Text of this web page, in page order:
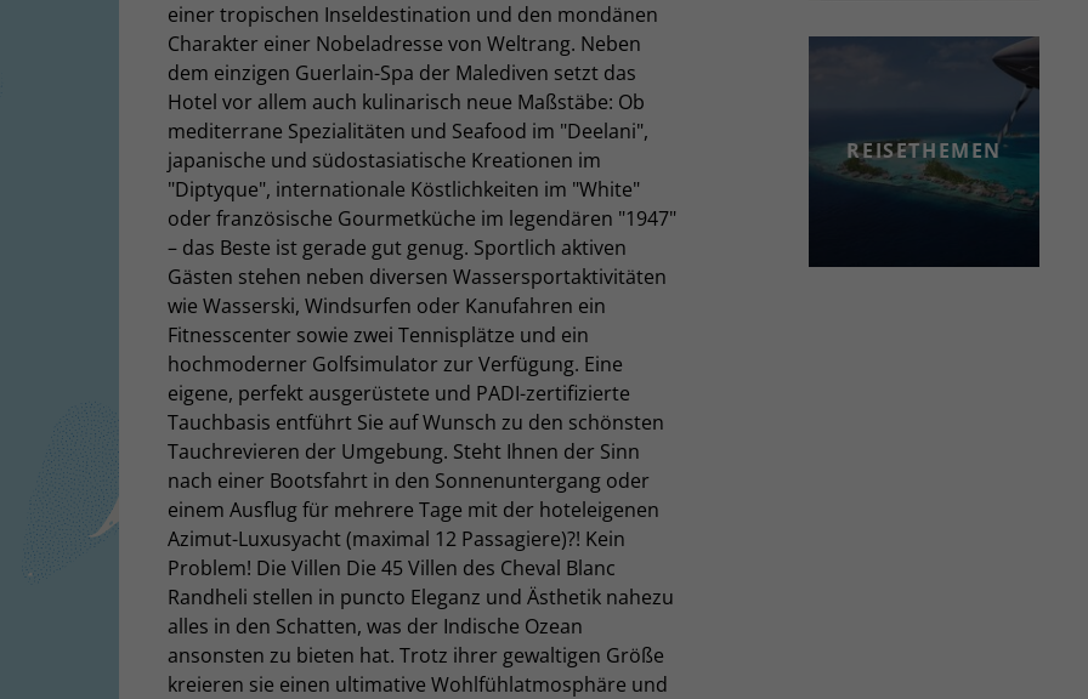
einer tropischen Inseldestination und den mondänen
Charakter einer Nobeladresse von Weltrang. Neben
dem einzigen Guerlain-Spa der Malediven setzt das
Hotel vor allem auch kulinarisch neue Maßstäbe: Ob
mediterrane Spezialitäten und Seafood im "Deelani",
japanische und südostasiatische Kreationen im
"Diptyque", internationale Köstlichkeiten im "White"
oder französische Gourmetküche im legendären "1947"
– das Beste ist gerade gut genug. Sportlich aktiven
Gästen stehen neben diversen Wassersportaktivitäten
wie Wasserski, Windsurfen oder Kanufahren ein
Fitnesscenter sowie zwei Tennisplätze und ein
hochmoderner Golfsimulator zur Verfügung. Eine
eigene, perfekt ausgerüstete und PADI-zertifizierte
Tauchbasis entführt Sie auf Wunsch zu den schönsten
Tauchrevieren der Umgebung. Steht Ihnen der Sinn
nach einer Bootsfahrt in den Sonnenuntergang oder
einem Ausflug für mehrere Tage mit der hoteleigenen
Azimut-Luxusyacht (maximal 12 Passagiere)?! Kein
Problem! Die Villen Die 45 Villen des Cheval Blanc
Randheli stellen in puncto Eleganz und Ästhetik nahezu
alles in den Schatten, was der Indische Ozean
ansonsten zu bieten hat. Trotz ihrer gewaltigen Größe
kreieren sie einen ultimative Wohlfühlatmosphäre und
REISETHEMEN